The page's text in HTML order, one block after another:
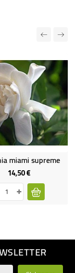
miami supreme
14,50 €Prix